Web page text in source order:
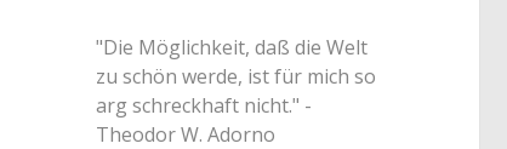
"Die Möglichkeit, daß die Welt
zu schön werde, ist für mich so
arg schreckhaft nicht." -
Theodor W. Adorno